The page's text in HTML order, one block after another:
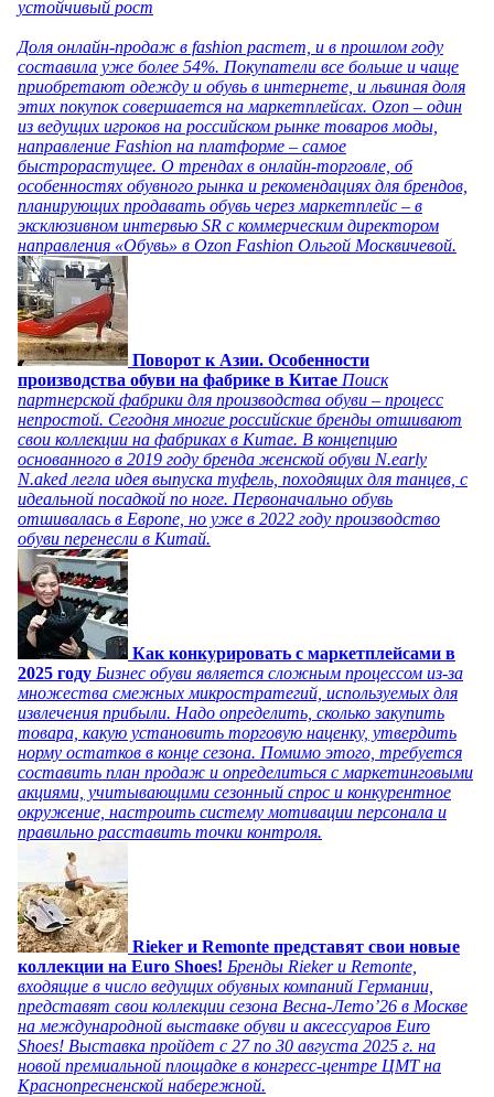
устойчивый рост
Доля онлайн-продаж в fashion растет, и в прошлом году
составила уже более 54%. Покупатели все больше и чаще
приобретают одежду и обувь в интернете, и львиная доля
этих покупок совершается на маркетплейсах. Ozon – один
из ведущих игроков на российском рынке товаров моды,
направление Fashion на платформе – самое
быстрорастущее. О трендах в онлайн-торговле, об
особенностях обувного рынка и рекомендациях для брендов,
планирующих продавать обувь через маркетплейс – в
эксклюзивном интервью SR с коммерческим директором
направления «Обувь» в Ozon Fashion Ольгой Москвичевой.
Поворот к Азии. Особенности
производства обуви на фабрике в Китае Поиск
партнерской фабрики для производства обуви – процесс
непростой. Сегодня многие российские бренды отшивают
свои коллекции на фабриках в Китае. В концепцию
основанного в 2019 году бренда женской обуви N.early
N.aked легла идея выпуска туфель, походящих для танцев, с
идеальной посадкой по ноге. Первоначально обувь
отшивалась в Европе, но уже в 2022 году производство
обуви перенесли в Китай.
Как конкурировать с маркетплейсами в
2025 году Бизнес обуви является сложным процессом из-за
множества смежных микростратегий, используемых для
извлечения прибыли. Надо определить, сколько закупить
товара, какую установить торговую наценку, утвердить
норму остатков в конце сезона. Помимо этого, требуется
составить план продаж и определиться с маркетинговыми
акциями, учитывающими сезонный спрос и конкурентное
окружение, настроить систему мотивации персонала и
правильно расставить точки контроля.
Rieker и Remonte представят свои новые
коллекции на Euro Shoes! Бренды Rieker и Remonte,
входящие в число ведущих обувных компаний Германии,
представят свои коллекции сезона Весна-Лето’26 в Москве
на международной выставке обуви и аксессуаров Euro
Shoes! Выставка пройдет c 27 по 30 августа 2025 г. на
новой премиальной площадке в конгресс-центре ЦМТ на
Краснопресненской набережной.